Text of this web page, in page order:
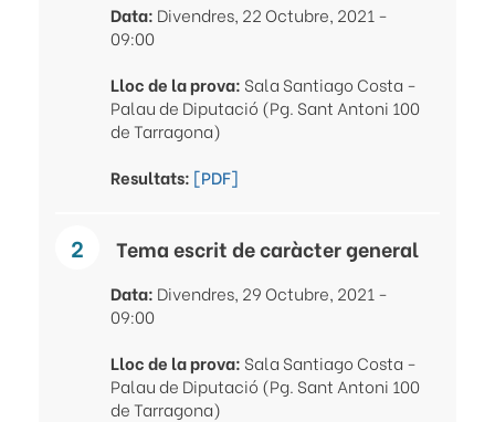
Data: Divendres, 22 Octubre, 2021 -
09:00
Lloc de la prova: Sala Santiago Costa -
Palau de Diputació (Pg. Sant Antoni 100
de Tarragona)
Resultats: [PDF]
Tema escrit de caràcter general
Data: Divendres, 29 Octubre, 2021 -
09:00
Lloc de la prova: Sala Santiago Costa -
Palau de Diputació (Pg. Sant Antoni 100
de Tarragona)